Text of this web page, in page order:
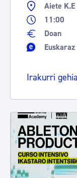
Aiete K.E
11:00
Doan
Euskaraz
Irakurri